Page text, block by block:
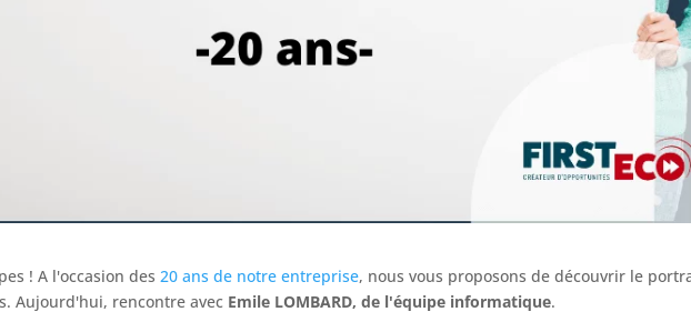
! A l'occasion des 20 ans de notre entreprise, nous vous proposons de découvrir le
Aujourd'hui, rencontre avec Emile LOMBARD, de l'équipe informatique.